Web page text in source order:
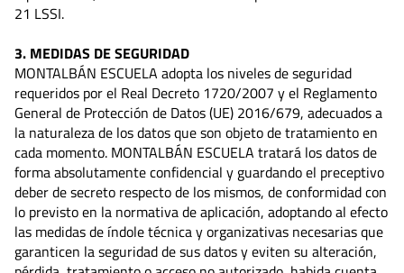
21 LSSI.
3. MEDIDAS DE SEGURIDAD
MONTALBÁN ESCUELA adopta los niveles de seguridad
requeridos por el Real Decreto 1720/2007 y el Reglamento
General de Protección de Datos (UE) 2016/679, adecuados a
la naturaleza de los datos que son objeto de tratamiento en
cada momento. MONTALBÁN ESCUELA tratará los datos de
forma absolutamente confidencial y guardando el preceptivo
deber de secreto respecto de los mismos, de conformidad con
lo previsto en la normativa de aplicación, adoptando al efecto
las medidas de índole técnica y organizativas necesarias que
garanticen la seguridad de sus datos y eviten su alteración,